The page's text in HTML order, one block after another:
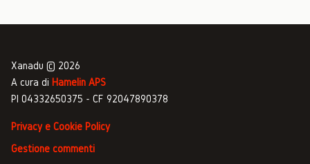
Xanadu © 2026
A cura di Hamelin APS
PI 04332650375 - CF 92047890378
Privacy e Cookie Policy
Gestione commenti